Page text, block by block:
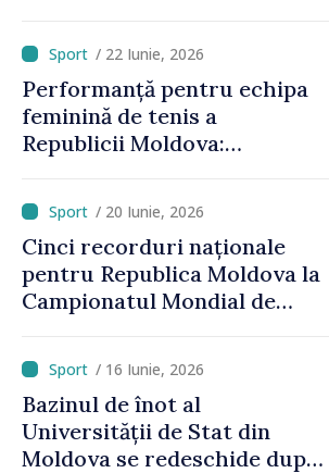
/ 22 Iunie, 2026
Performanță pentru echipa
feminină de tenis a
Republicii Moldova:
după o pauză de 25 de ani
/ 20 Iunie, 2026
Cinci recorduri naționale
pentru Republica Moldova la
Campionatul Mondial de
/ 16 Iunie, 2026
Bazinul de înot al
Universității de Stat din
Moldova se redeschide după